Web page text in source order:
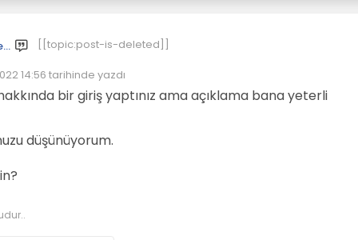
[[global:former-user]] [[topic:post-is-deleted]]
14:56 tarihinde yazdı
bir giriş yaptınız ama açıklama bana yeterli
düşünüyorum.